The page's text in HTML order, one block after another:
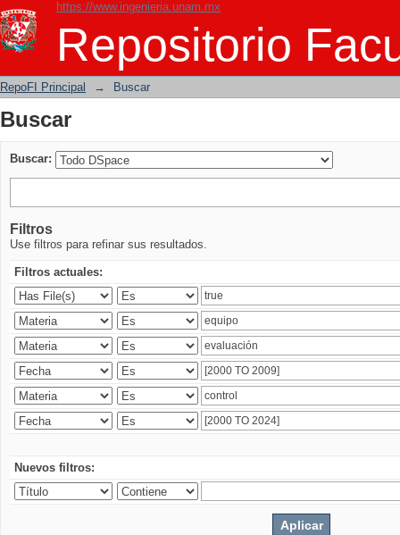
https://www.ingenieria.unam.mx
Repositorio
Buscar
RepoFI Principal → Buscar
Buscar
Buscar:
Filtros
Use filtros para refinar sus resultados.
Filtros actuales:
Nuevos filtros: